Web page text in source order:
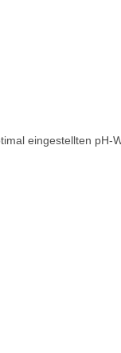
eingestellten pH-